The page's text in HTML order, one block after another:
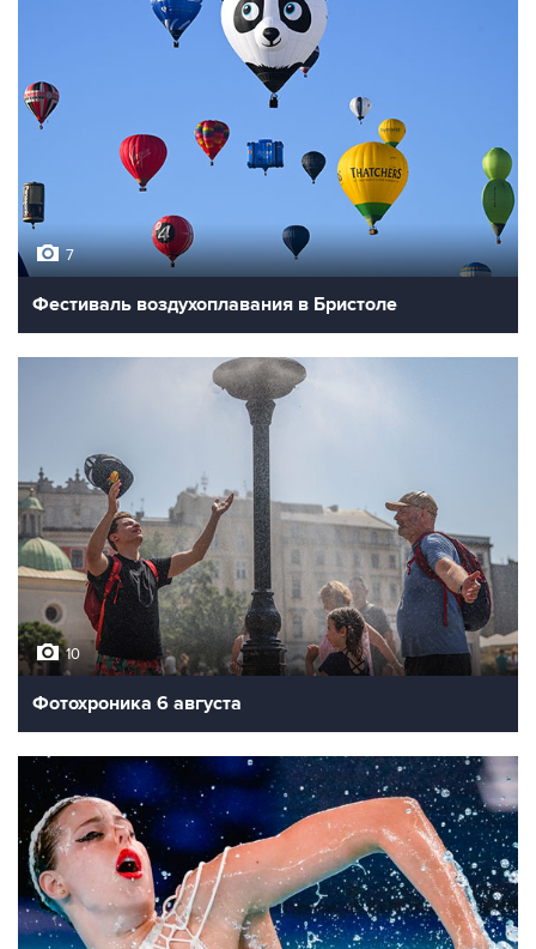
7
Фестиваль воздухоплавания в Бристоле
10
Фотохроника 6 августа